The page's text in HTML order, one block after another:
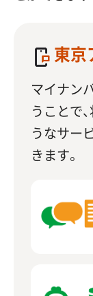
東京
マイナン
うことで
うなサー
きます。